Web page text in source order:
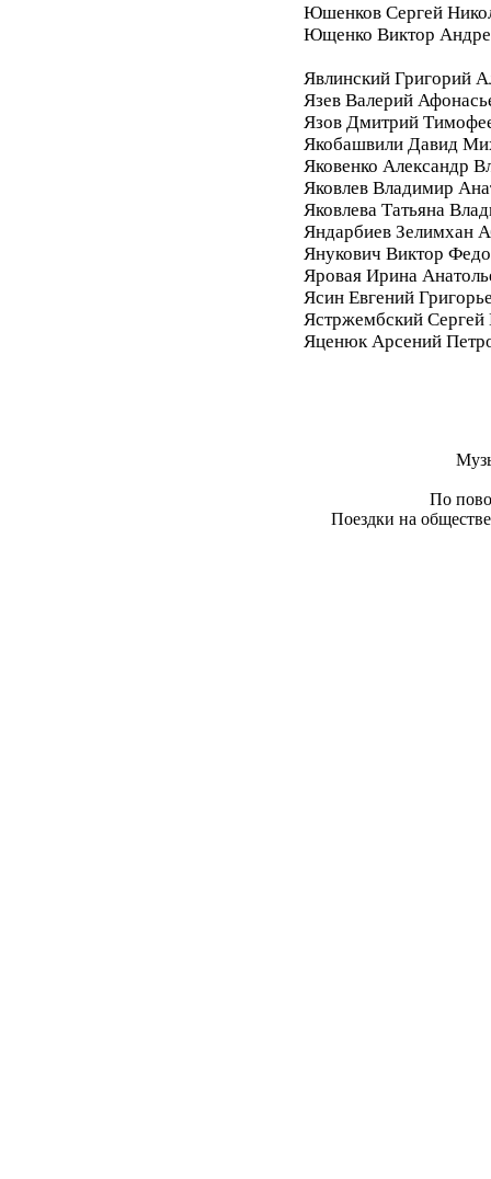
Юшенков Сергей
Ющенко Виктор
Явлинский Григорий
Язев Валерий
Язов Дмитрий
Якобашвили Давид
Яковенко Александр
Яковлев Владимир
Яковлева Татьяна
Яндарбиев Зелимхан
Янукович Виктор
Яровая Ирина
Ясин Евгений
Ястржембский
Яценюк Арсений
По
Поездки на